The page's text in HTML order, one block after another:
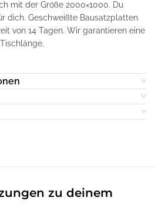
mit der Größe 2000×1000. Du
dich. Geschweißte Bausatzplatten
von 14 Tagen. Wir garantieren eine
zu deinem